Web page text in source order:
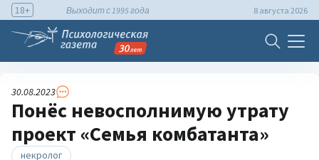
18+ Выходит с 1995 года 8 августа 2026
30.08.2023
Понёс невосполнимую утрату
проект «Семья комбатанта»
некролог